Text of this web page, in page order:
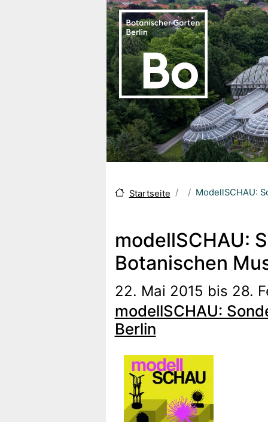
Startseite ModellSCHAU:
modellSCHAU:
Botanischen
22. Mai 2015 bis 28.
modellSCHAU:
Berlin